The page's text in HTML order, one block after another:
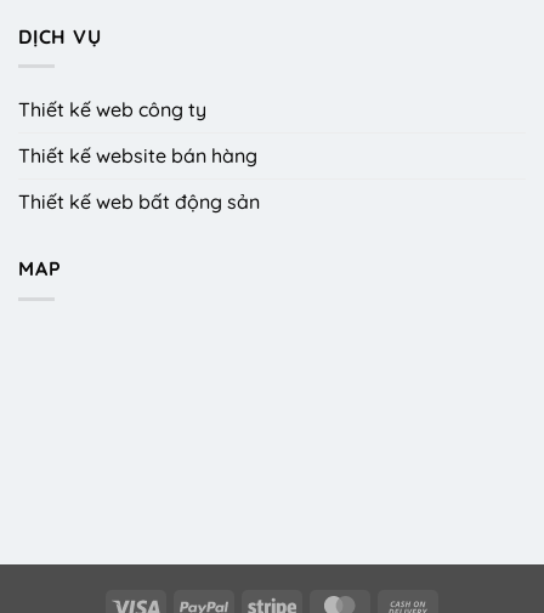
DỊCH VỤ
Thiết kế web công ty
Thiết kế website bán hàng
Thiết kế web bất động sản
MAP
Visa PayPal Stripe MasterCard